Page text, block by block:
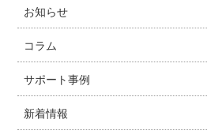
お知らせ
コラム
サポート事例
新着情報